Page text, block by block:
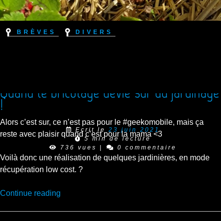
Brèves Divers
Quand le bricolage dévie sur du jardinage
!
Ecrit le 23 juin 2021
5 min de lecture
736 vues
| 0 commentaire
Alors c’est sur, ce n’est pas pour le #geekomobile, mais ça
reste avec plaisir quand c’est pour la mama <3
Voilà donc une réalisation de quelques jardinières, en mode
récupération low cost. ?
Continue reading